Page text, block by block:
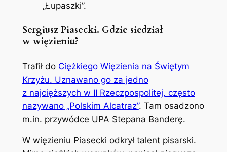
„Łupaszki”.
Sergiusz Piasecki. Gdzie siedział
w więzieniu?
Trafił do Ciężkiego Więzienia na Świętym
Krzyżu. Uznawano go za jedno
z najcięższych w II Rzeczpospolitej, często
nazywano „Polskim Alcatraz”. Tam osadzono
m.in. przywódce UPA Stepana Banderę.
W więzieniu Piasecki odkrył talent pisarski.